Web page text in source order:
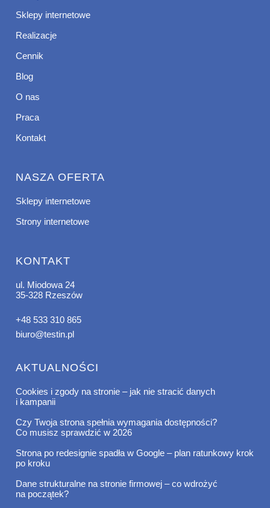
Sklepy internetowe
Realizacje
Cennik
Blog
O nas
Praca
Kontakt
NASZA OFERTA
Sklepy internetowe
Strony internetowe
KONTAKT
ul. Miodowa 24
35-328 Rzeszów
+48 533 310 865
biuro@testin.pl
AKTUALNOŚCI
Cookies i zgody na stronie – jak nie stracić danych
i kampanii
Czy Twoja strona spełnia wymagania dostępności?
Co musisz sprawdzić w 2026
Strona po redesignie spadła w Google – plan ratunkowy krok
po kroku
Dane strukturalne na stronie firmowej – co wdrożyć
na początek?